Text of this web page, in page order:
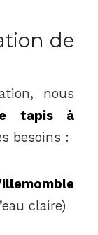
de
nous
tapis à
besoins :
claire)